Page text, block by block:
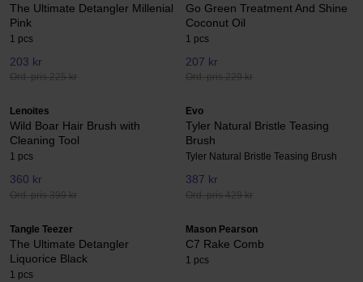
The Ultimate Detangler Millenial
Pink
1 pcs
203 kr
Ord. pris 225 kr
Go Green Treatment And Shine
Coconut Oil
1 pcs
207 kr
Ord. pris 229 kr
Lenoites
Wild Boar Hair Brush with
Cleaning Tool
1 pcs
360 kr
Ord. pris 399 kr
Evo
Tyler Natural Bristle Teasing
Brush
Tyler Natural Bristle Teasing Brush
387 kr
Ord. pris 429 kr
Tangle Teezer
The Ultimate Detangler
Liquorice Black
1 pcs
Mason Pearson
C7 Rake Comb
1 pcs